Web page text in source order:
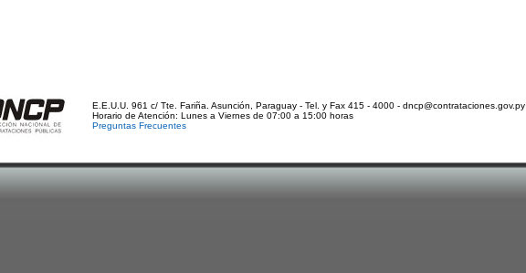
E.E.U.U. 961 c/ Tte. Fariña. Asunción, Paraguay - Tel. y Fax 415 - 4000 - dncp@contrataciones.gov.py
Horario de Atención: Lunes a Viernes de 07:00 a 15:00 horas
Preguntas Frecuentes